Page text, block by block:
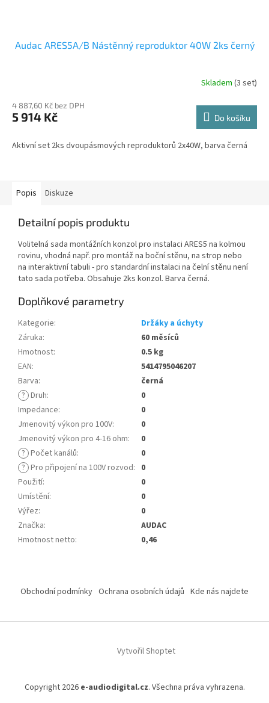
Audac ARES5A/B Nástěnný reproduktor 40W 2ks černý
Skladem (3 set)
4 887,60 Kč bez DPH
5 914 Kč Do košíku
Aktivní set 2ks dvoupásmových reproduktorů 2x40W, barva černá
Popis Diskuze
Detailní popis produktu
Volitelná sada montážních konzol pro instalaci ARES5 na kolmou
rovinu, vhodná např. pro montáž na boční stěnu, na strop nebo
na interaktivní tabuli - pro standardní instalaci na čelní stěnu není
tato sada potřeba. Obsahuje 2ks konzol. Barva černá.
Doplňkové parametry
Kategorie:
Držáky a úchyty
Záruka:
60 měsíců
Hmotnost:
0.5 kg
EAN:
5414795046207
Barva:
černá
? Druh:
0
Impedance:
0
Jmenovitý výkon pro 100V:
0
Jmenovitý výkon pro 4-16 ohm:
0
? Počet kanálů:
0
? Pro připojení na 100V rozvod: 0
Použití:
0
Umístění:
0
Výřez:
0
Značka:
AUDAC
Hmotnost netto: 0,46
Obchodní podmínky Ochrana osobních údajů Kde nás najdete
Vytvořil Shoptet
Copyright 2026 e-audiodigital.cz. Všechna práva vyhrazena.